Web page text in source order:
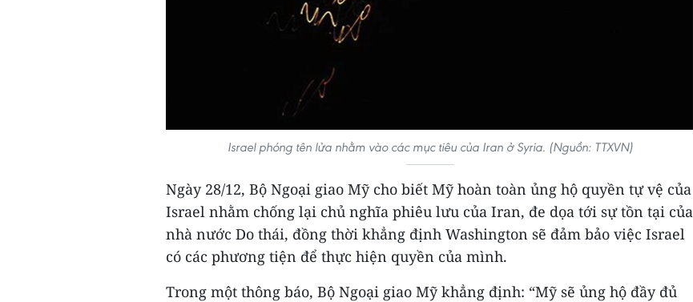
Israel phóng tên lửa nhằm vào các mục tiêu của Iran ở Syria. (Nguồn: TTXVN)
Ngày 28/12, Bộ Ngoại giao Mỹ cho biết Mỹ hoàn toàn ủng hộ quyền tự vệ của
Israel nhằm chống lại chủ nghĩa phiêu lưu của Iran, đe dọa tới sự tồn tại của
nhà nước Do thái, đồng thời khẳng định Washington sẽ đảm bảo việc Israel
có các phương tiện để thực hiện quyền của mình.
Trong một thông báo, Bộ Ngoại giao Mỹ khẳng định: “Mỹ sẽ ủng hộ đầy đủ